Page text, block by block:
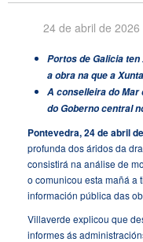
24 de abril de 2026
Portos de Galicia
a obra na que a
A conselleira do Mar
do Goberno central
Pontevedra, 24 de abril
profunda dos áridos da
consistirá na análise de
o comunicou esta mañá a
información pública das
Villaverde explicou que
informes ás